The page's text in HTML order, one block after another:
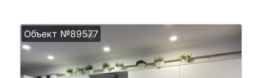
Объект №89577